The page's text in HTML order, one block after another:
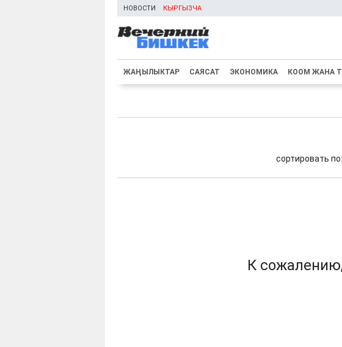
НОВОСТИ КЫРГЫЗЧА
ЖАҢЫЛЫКТАР САЯСАТ ЭКОНОМИКА КООМ ЖАНА
cортировать по:
К